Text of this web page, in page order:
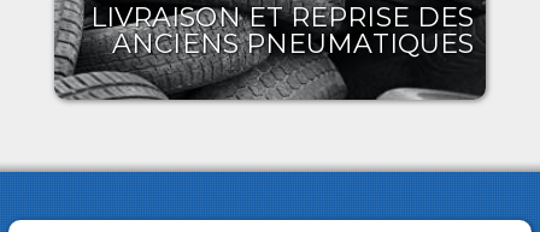
LIVRAISON ET REPRISE DES
ANCIENS PNEUMATIQUES